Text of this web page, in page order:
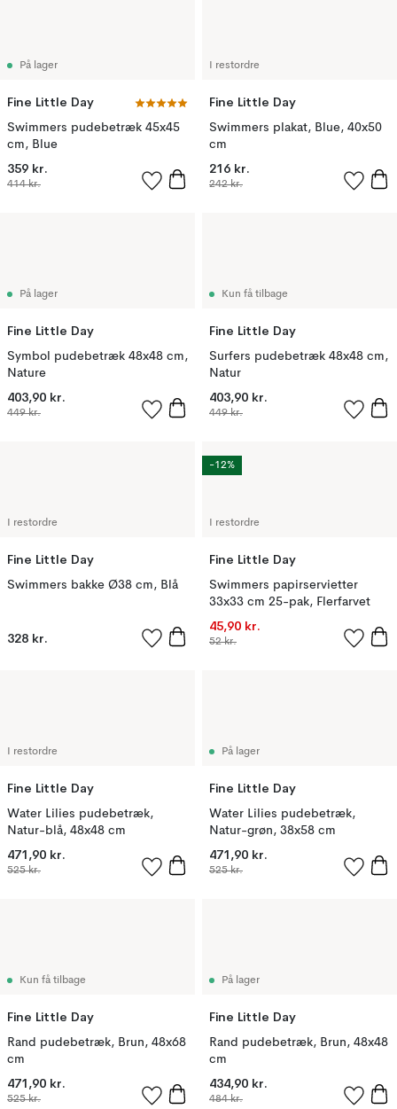
På lager
Fine Little Day
Swimmers pudebetræk 45x45
cm, Blue
359 kr.
414 kr.
I restordre
Fine Little Day
Swimmers plakat, Blue, 40x50
cm
216 kr.
242 kr.
På lager
Fine Little Day
Symbol pudebetræk 48x48 cm,
Nature
403,90 kr.
449 kr.
Kun få tilbage
Fine Little Day
Surfers pudebetræk 48x48 cm,
Natur
403,90 kr.
449 kr.
I restordre
Fine Little Day
Swimmers bakke Ø38 cm, Blå
328 kr.
I restordre
Fine Little Day
Swimmers papirservietter
33x33 cm 25-pak, Flerfarvet
45,90 kr.
52 kr.
-12%
I restordre
Fine Little Day
Water Lilies pudebetræk,
Natur-blå, 48x48 cm
471,90 kr.
525 kr.
På lager
Fine Little Day
Water Lilies pudebetræk,
Natur-grøn, 38x58 cm
471,90 kr.
525 kr.
Kun få tilbage
Fine Little Day
Rand pudebetræk, Brun, 48x68
cm
471,90 kr.
525 kr.
På lager
Fine Little Day
Rand pudebetræk, Brun, 48x48
cm
434,90 kr.
484 kr.